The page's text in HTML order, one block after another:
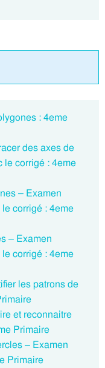
: 4eme
des axes de
le corrigé : 4eme
– Examen
corrigé : 4eme
– Examen
corrigé : 4eme
les patrons de
et reconnaitre
Primaire
– Examen
Primaire